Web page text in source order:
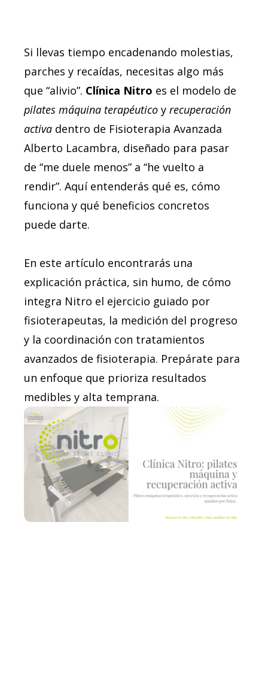
Si llevas tiempo encadenando molestias,
parches y recaídas, necesitas algo más
que “alivio”. Clínica Nitro es el modelo de
pilates máquina terapéutico y recuperación
activa dentro de Fisioterapia Avanzada
Alberto Lacambra, diseñado para pasar
de “me duele menos” a “he vuelto a
rendir”. Aquí entenderás qué es, cómo
funciona y qué beneficios concretos
puede darte.
En este artículo encontrarás una
explicación práctica, sin humo, de cómo
integra Nitro el ejercicio guiado por
fisioterapeutas, la medición del progreso
y la coordinación con tratamientos
avanzados de fisioterapia. Prepárate para
un enfoque que prioriza resultados
medibles y alta temprana.